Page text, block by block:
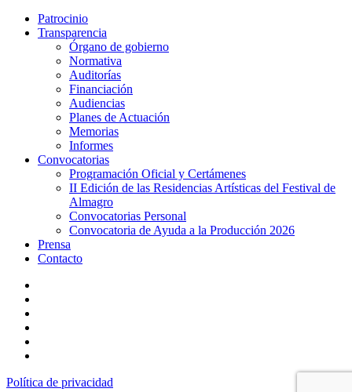
Patrocinio
Transparencia
Órgano de gobierno
Normativa
Auditorías
Financiación
Audiencias
Planes de Actuación
Memorias
Informes
Convocatorias
Programación Oficial y Certámenes
II Edición de las Residencias Artísticas del Festival de
Almagro
Convocatorias Personal
Convocatoria de Ayuda a la Producción 2026
Prensa
Contacto
Política de privacidad